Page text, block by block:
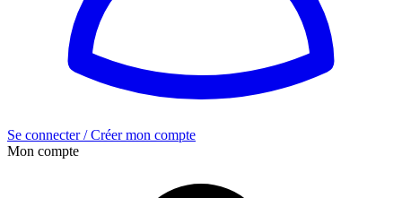
Se connecter / Créer mon compte
Mon compte